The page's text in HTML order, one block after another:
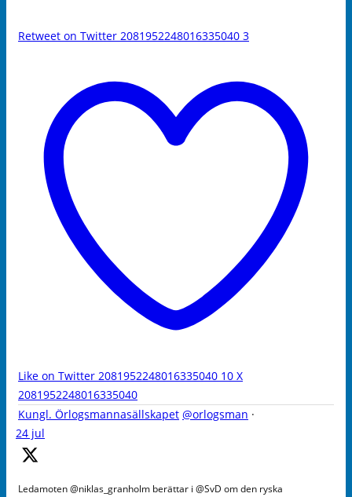
Retweet on Twitter 2081952248016335040 3
Like on Twitter 2081952248016335040 10 X
2081952248016335040
Kungl. Örlogsmannasällskapet @orlogsman ·
24 jul
Ledamoten @niklas_granholm berättar i @SvD om den ryska